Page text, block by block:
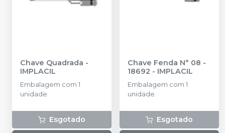
Chave Quadrada -
IMPLACIL
Embalagem com 1
unidade.
Esgotado
Chave Fenda N° 08 -
18692 - IMPLACIL
Embalagem com 1
unidade.
Esgotado